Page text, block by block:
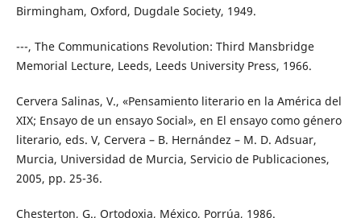
Birmingham, Oxford, Dugdale Society, 1949.
---, The Communications Revolution: Third Mansbridge
Memorial Lecture, Leeds, Leeds University Press, 1966.
Cervera Salinas, V., «Pensamiento literario en la América del
XIX; Ensayo de un ensayo Social», en El ensayo como género
literario, eds. V, Cervera – B. Hernández – M. D. Adsuar,
Murcia, Universidad de Murcia, Servicio de Publicaciones,
2005, pp. 25-36.
Chesterton, G., Ortodoxia, México, Porrúa, 1986.